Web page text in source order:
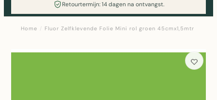
Retourtermijn: 14 dagen na ontvangst.
Home / Fluor Zelfklevende Folie Mini rol groen 45cmx1,5mtr